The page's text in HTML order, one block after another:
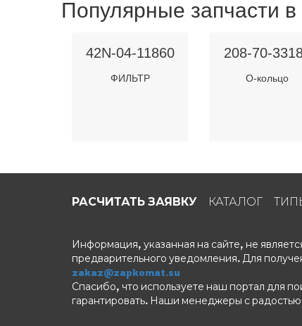
Популярные запчасти в
42N-04-11860
ФИЛЬТР
208-70-
О-кольцо
РАСЧИТАТЬ ЗАЯВКУ КАТАЛОГ
Информация, указанная на сайте, не
предварительного уведомления. Для
zakaz@zapkomat.su
Спасибо, что используете наш портал для
гарантировать. Наши менеджеры с радостью